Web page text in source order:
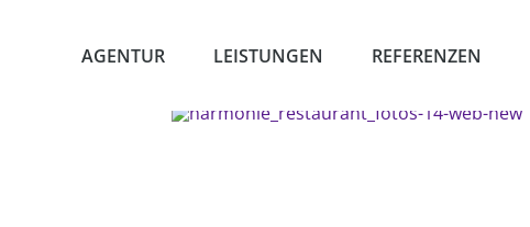
AGENTUR LEISTUNGEN REFERENZEN